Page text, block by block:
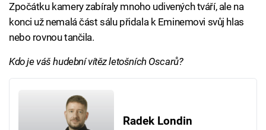
Zpočátku kamery zabíraly mnoho udivených tváří, ale na
konci už nemalá část sálu přidala k Eminemovi svůj hlas
nebo rovnou tančila.
Kdo je váš hudební vítěz letošních Oscarů?
Radek Londin